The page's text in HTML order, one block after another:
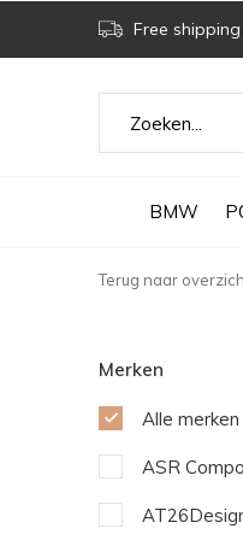
BMW
Free
Terug naar
Merken
Alle merken
ASR